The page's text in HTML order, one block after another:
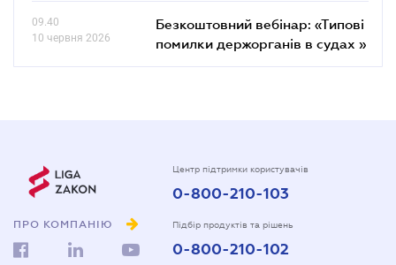
09.40
10 червня 2026
Безкоштовний вебінар: «Типові
помилки держорганів в судах »
ПРО КОМПАНІЮ
Центр підтримки користувачів
0-800-210-103
Підбір продуктів та рішень
0-800-210-102